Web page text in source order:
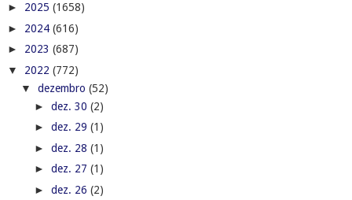
► 2025 (1658)
► 2024 (616)
► 2023 (687)
▼ 2022 (772)
▼ dezembro (52)
► dez. 30 (2)
► dez. 29 (1)
► dez. 28 (1)
► dez. 27 (1)
► dez. 26 (2)